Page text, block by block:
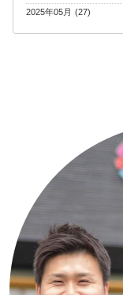
2025年05月 (27)